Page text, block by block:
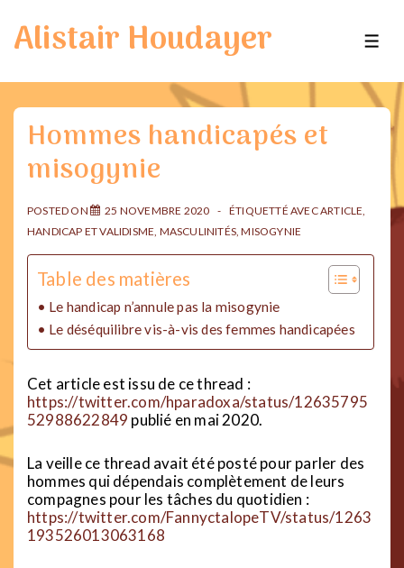
passer
Alistair Houdayer
Hommes handicapés et
misogynie
POSTED ON 25 NOVEMBRE 2020 ÉTIQUETTÉ AVECARTICLE,
HANDICAP ET VALIDISME, MASCULINITÉS,MISOGYNIE
Table des matières
Le handicap n’annule pas la misogynie
Le déséquilibre vis-à-vis des femmes handicapées
Cet article est issu de ce thread :
https://twitter.com/hparadoxa/status/12635795
52988622849 publié en mai 2020.
La veille ce thread avait été posté pour parler des
hommes qui dépendais complètement de leurs
compagnes pour les tâches du quotidien :
https://twitter.com/FannyctalopeTV/status/1263
193526013063168